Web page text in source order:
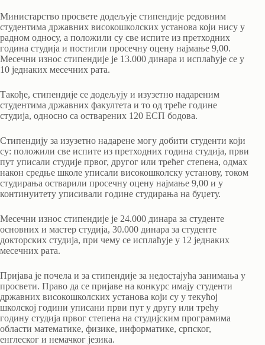
Министарство просвете додељује стипендије редовним
студентима државних високошколских установа који нису у
радном односу, а положили су све испите из претходних
година студија и постигли просечну оцену најмање 9,00.
Месечни износ стипендије је 13.000 динара и исплаћује се у
10 једнаких месечних рата.
Такође, стипендије се додељују и изузетно надареним
студентима државних факултета и то од треће године
студија, односно са остварених 120 ЕСП бодова.
Стипендију за изузетно надарене могу добити студенти који
су: положили све испите из претходних година студија, први
пут уписали студије првог, другог или трећег степена, одмах
након средње школе уписали високошколску установу, током
студирања остварили просечну оцену најмање 9,00 и у
континуитету уписивали године студирања на буџету.
Месечни износ стипендије је 24.000 динара за студенте
основних и мастер студија, 30.000 динара за студенте
докторских студија, при чему се исплаћује у 12 једнаких
месечних рата.
Пријава је почела и за стипендије за недостајућа занимања у
просвети. Право да се пријаве на конкурс имају студенти
државних високошколских установа који су у текућој
школској години уписани први пут у другу или трећу
годину студија првог степена на студијским програмима
области математике, физике, информатике, српског,
енглеског и немачког језика.